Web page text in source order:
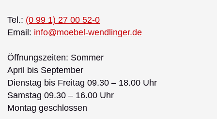
Tel.: (0 99 1) 27 00 52-0
Email: info@moebel-wendlinger.de
Öffnungszeiten: Sommer
April bis September
Dienstag bis Freitag 09.30 – 18.00 Uhr
Samstag 09.30 – 16.00 Uhr
Montag geschlossen